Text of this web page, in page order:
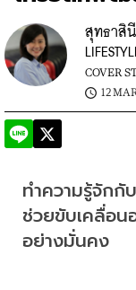
สุทธาสิ
COVER
12
ทำความรู้จัก
ช่วยขับเคลื่อน
อย่างมั่นคง